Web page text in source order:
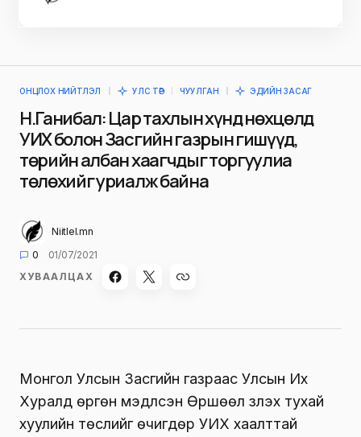
ОНЦЛОХ НИЙТЛЭЛ УЛС ТӨР ЧУУЛГАН ЭДИЙН ЗАСАГ
Н.Ганибал: Цар тахлын хүнд нөхцөлд
УИХ болон Засгийн газрын гишүүд,
төрийн албан хаагчдыг торгуулиа
төлөхийг уриалж байна
Niitlel.mn
0
01/07/2021
ХУВААЛЦАХ
Монгол Улсын Засгийн газраас Улсын Их
Хуралд өргөн мэдүүлсэн Өршөөл үзүүлэх тухай
хуулийн төслийг өчигдөр УИХ хаалттай